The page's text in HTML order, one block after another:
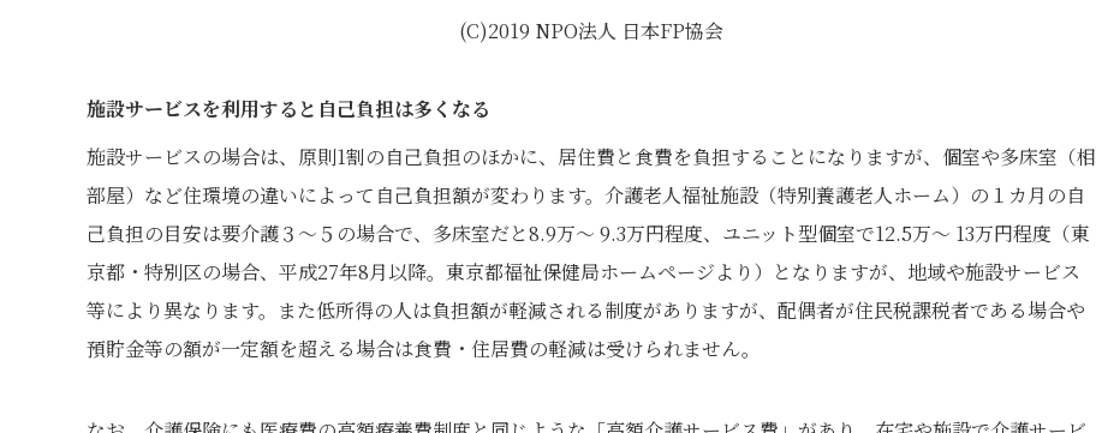
(C)2019 NPO法人 日本FP協会
施設サービスを利用すると自己負担は多くなる
施設サービスの場合は、原則1割の自己負担のほかに、居住費と食費を負担することになりますが、個室や多床室（相
部屋）など住環境の違いによって自己負担額が変わります。介護老人福祉施設（特別養護老人ホーム）の１カ月の自
己負担の目安は要介護３～５の場合で、多床室だと8.9万～ 9.3万円程度、ユニット型個室で12.5万～ 13万円程度（東
京都・特別区の場合、平成27年8月以降。東京都福祉保健局ホームページより）となりますが、地域や施設サービス
等により異なります。また低所得の人は負担額が軽減される制度がありますが、配偶者が住民税課税者である場合や
預貯金等の額が一定額を超える場合は食費・住居費の軽減は受けられません。